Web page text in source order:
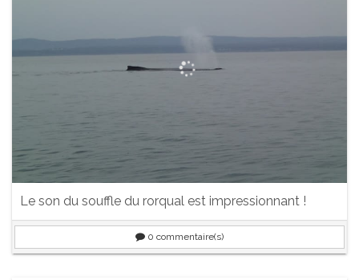
Le son du souffle du rorqual est impressionnant !
0 commentaire(s)